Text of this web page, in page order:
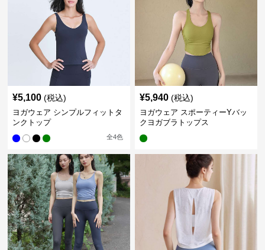
¥5,100 (税込)
ヨガウェア シンプルフィットタ
ンクトップ
全4色
¥5,940 (税込)
ヨガウェア スポーティーYバッ
クヨガブラトップス